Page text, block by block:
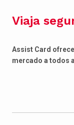
Viaja
Assist Card
mercado a todos